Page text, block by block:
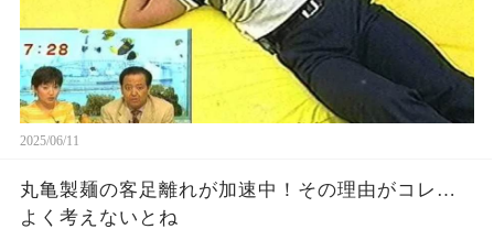
2025/06/11
丸亀製麺の客足離れが加速中！その理由がコレ…
よく考えないとね